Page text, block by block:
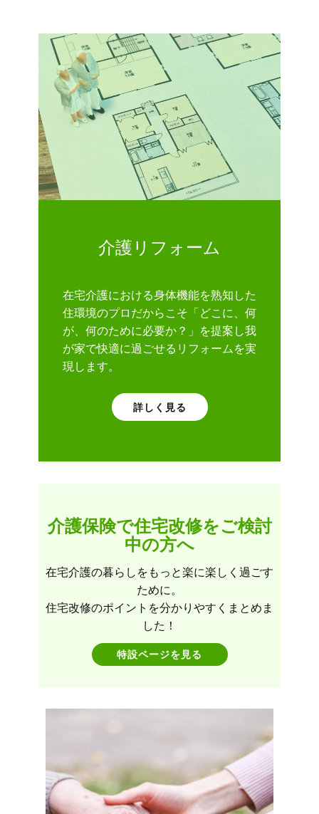
介護リフォーム
在宅介護における身体機能を熟知した
住環境のプロだからこそ「どこに、何
が、何のために必要か？」を提案し我
が家で快適に過ごせるリフォームを実
現します。
詳しく見る
介護保険で住宅改修をご検討
中の方へ
在宅介護の暮らしをもっと楽に楽しく過ごす
ために。
住宅改修のポイントを分かりやすくまとめま
した！
特設ページを見る